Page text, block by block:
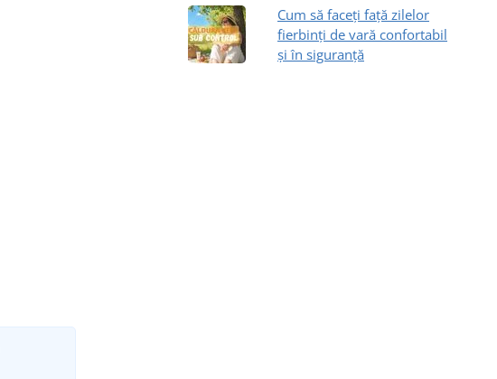
Cum să faceți față zilelor
fierbinți de vară confortabil
și în siguranță